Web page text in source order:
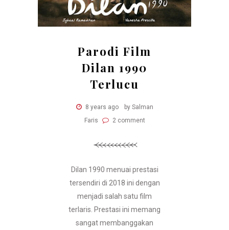
Parodi Film
Dilan 1990
Terlucu
8 years ago
by Salman
Faris
2 comment
Dilan 1990 menuai prestasi
tersendiri di 2018 ini dengan
menjadi salah satu film
terlaris. Prestasi ini memang
sangat membanggakan